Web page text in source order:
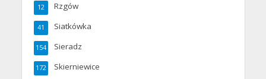
Rzgów
12
Siatkówka
41
Sieradz
154
Skierniewice
172